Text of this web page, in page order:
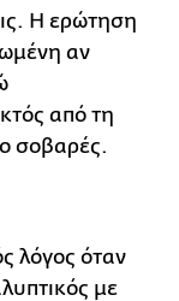
Η ερώτηση
αν
από τη
σοβαρές.
λόγος όταν
με